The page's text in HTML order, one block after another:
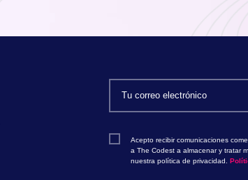
Acepto recibir comunicaciones
a The Codest a almacenar y tratar
nuestra política de privacidad.